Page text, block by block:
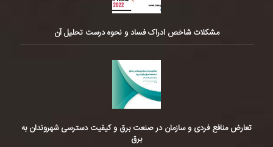
مشکلات شاخص ادراک فساد و نحوه درست تحلیل آن
تعارض منافع فردی و سازمان در صنعت برق و کیفیت دسترسی شهروندان به
برق